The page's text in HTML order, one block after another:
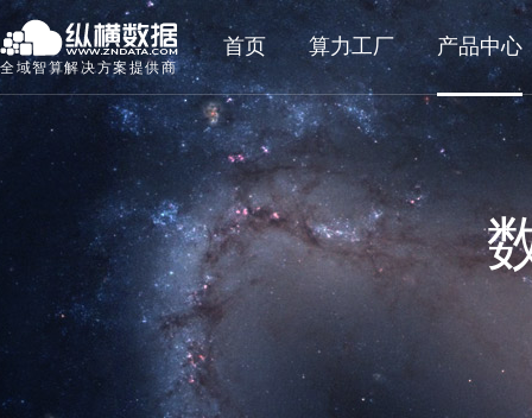
全域智算解决方案提供商
首页 算力工厂 产品中心